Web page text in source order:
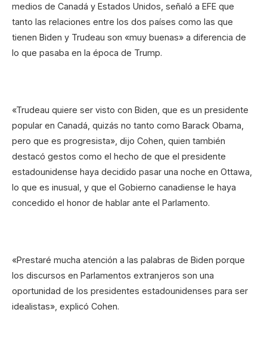
medios de Canadá y Estados Unidos, señaló a EFE que
tanto las relaciones entre los dos países como las que
tienen Biden y Trudeau son «muy buenas» a diferencia de
lo que pasaba en la época de Trump.
«Trudeau quiere ser visto con Biden, que es un presidente
popular en Canadá, quizás no tanto como Barack Obama,
pero que es progresista», dijo Cohen, quien también
destacó gestos como el hecho de que el presidente
estadounidense haya decidido pasar una noche en Ottawa,
lo que es inusual, y que el Gobierno canadiense le haya
concedido el honor de hablar ante el Parlamento.
«Prestaré mucha atención a las palabras de Biden porque
los discursos en Parlamentos extranjeros son una
oportunidad de los presidentes estadounidenses para ser
idealistas», explicó Cohen.